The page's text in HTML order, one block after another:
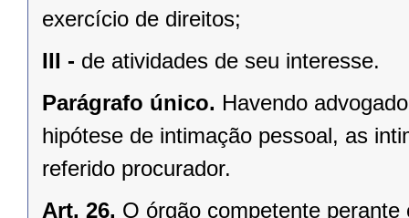
exercício de direitos;
III - de atividades de seu interesse.
Parágrafo único. Havendo
hipótese de intimação pessoal, as
referido procurador.
Art. 26. O órgão competente